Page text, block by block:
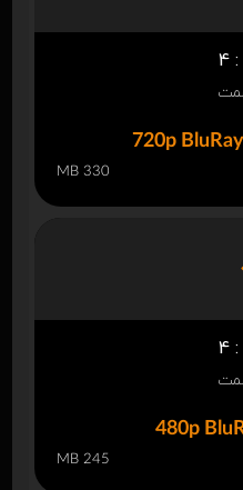
4
720p
330 MB
4
480p
245 MB